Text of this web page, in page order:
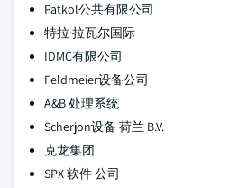
Patkol公共有限公司
特拉·拉瓦尔国际
IDMC有限公司
Feldmeier设备公司
A&B 处理系统
Scherjon设备 荷兰 B.V.
克龙集团
SPX 软件 公司